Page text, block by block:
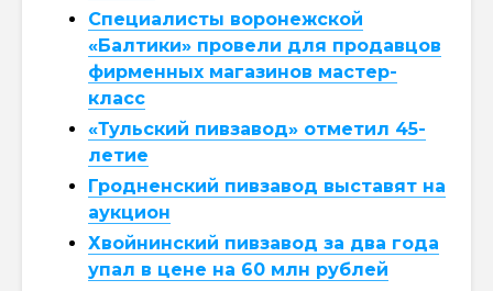
Специалисты воронежской
«Балтики» провели для продавцов
фирменных магазинов мастер-
класс
«Тульский пивзавод» отметил 45-
летие
Гродненский пивзавод выставят на
аукцион
Хвойнинский пивзавод за два года
упал в цене на 60 млн рублей